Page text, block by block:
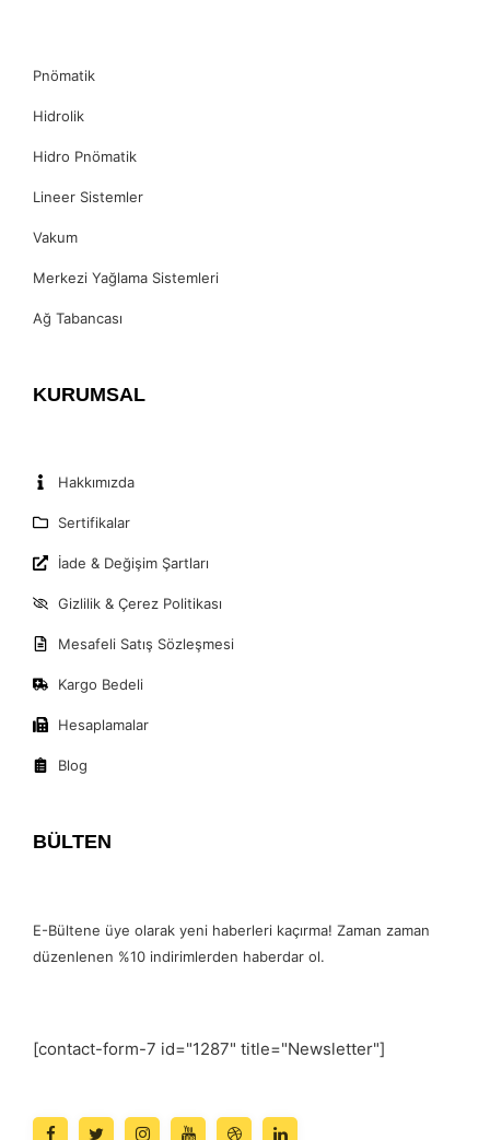
Pnömatik
Hidrolik
Hidro Pnömatik
Lineer Sistemler
Vakum
Merkezi Yağlama Sistemleri
Ağ Tabancası
KURUMSAL
Hakkımızda
Sertifikalar
İade & Değişim Şartları
Gizlilik & Çerez Politikası
Mesafeli Satış Sözleşmesi
Kargo Bedeli
Hesaplamalar
Blog
BÜLTEN
E-Bültene üye olarak yeni haberleri kaçırma! Zaman zaman
düzenlenen %10 indirimlerden haberdar ol.
[contact-form-7 id="1287" title="Newsletter"]